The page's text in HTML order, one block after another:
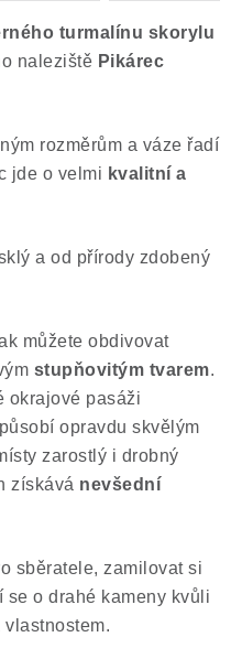
turmalínu skorylu
naleziště Pikárec
rozměrům a váze řadí
jde o velmi kvalitní a
a od přírody zdobený
můžete obdivovat
stupňovitým tvarem.
okrajové pasáži
opravdu skvělým
zarostlý i drobný
získává nevšední
sběratele, zamilovat si
o drahé kameny kvůli